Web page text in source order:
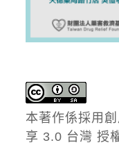
本著作係採用
享 3.0 台灣 授